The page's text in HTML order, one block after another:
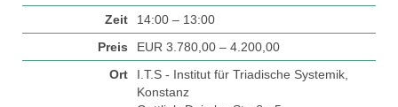
Zeit
14:00 – 13:00
Preis
EUR 3.780,00 – 4.200,00
Ort
I.T.S - Institut für Triadische Systemik,
Konstanz